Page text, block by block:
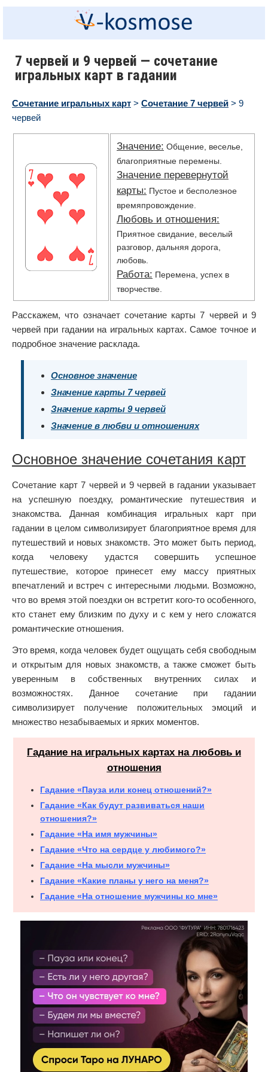
7 червей и 9 червей — сочетание
игральных карт в гадании
Сочетание игральных карт > Сочетание 7 червей > 9
червей
Значение: Общение, веселье,
благоприятные перемены.
Значение перевернутой
карты: Пустое и бесполезное
времяпровождение.
Любовь и отношения:
Приятное свидание, веселый
разговор, дальняя дорога,
любовь.
Работа: Перемена, успех в
творчестве.
Расскажем, что означает сочетание карты 7 червей и 9
червей при гадании на игральных картах. Самое точное и
подробное значение расклада.
Основное значение
Значение карты 7 червей
Значение карты 9 червей
Значение в любви и отношениях
Основное значение сочетания карт
Сочетание карт 7 червей и 9 червей в гадании указывает
на успешную поездку, романтические путешествия и
знакомства. Данная комбинация игральных карт при
гадании в целом символизирует благоприятное время для
путешествий и новых знакомств. Это может быть период,
когда человеку удастся совершить успешное
путешествие, которое принесет ему массу приятных
впечатлений и встреч с интересными людьми. Возможно,
что во время этой поездки он встретит кого-то особенного,
кто станет ему близким по духу и с кем у него сложатся
романтические отношения.
Это время, когда человек будет ощущать себя свободным
и открытым для новых знакомств, а также сможет быть
уверенным в собственных внутренних силах и
возможностях. Данное сочетание при гадании
символизирует получение положительных эмоций и
множество незабываемых и ярких моментов.
Гадание на игральных картах на любовь и
отношения
Гадание «Пауза или конец отношений?»
Гадание «Как будут развиваться наши
отношения?»
Гадание «На имя мужчины»
Гадание «Что на сердце у любимого?»
Гадание «На мысли мужчины»
Гадание «Какие планы у него на меня?»
Гадание «На отношение мужчины ко мне»